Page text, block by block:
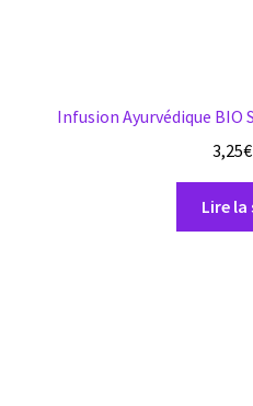
Infusion Ayurvédique BIO
3,25€
Lire la